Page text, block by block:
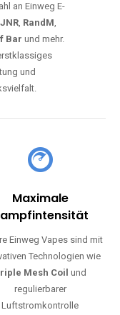
an Einweg E-
JNR, RandM,
Bar und mehr.
und
Maximale
Einweg Vapes sind mit
Technologien wie
Mesh Coil und
regulierbarer
Luftstromkontrolle